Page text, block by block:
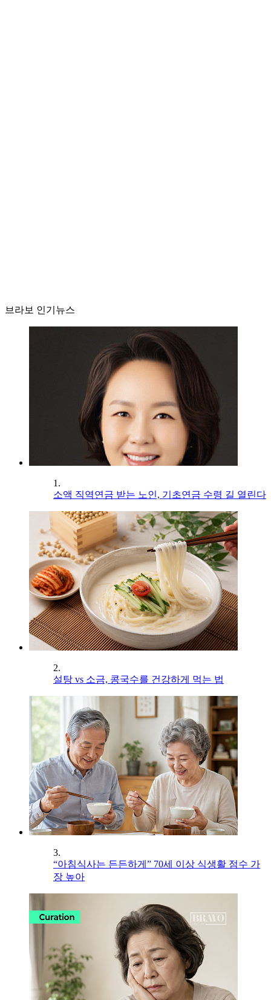
브라보 인기뉴스
1.
소액 직역연금 받는 노인, 기초연금 수령 길 열린다
2.
설탕 vs 소금, 콩국수를 건강하게 먹는 법
3.
“아침식사는 든든하게” 70세 이상 식생활 점수 가
장 높아